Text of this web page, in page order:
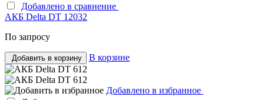
Добавлено в сравнение
АКБ Delta DT 12032
По запросу
Добавить в корзину В корзине
Добавлено в избранное